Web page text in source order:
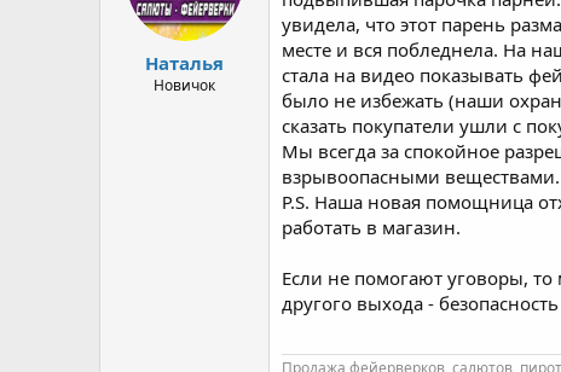
ч
а
л
а
Наталья
Новичок
увидела, что этот парень
месте и вся побледнела. На
стала на видео показывать
было не избежать (наши
сказать покупатели ушли с
Мы всегда за спокойное
взрывоопасными веществами.
P.S. Наша новая помощница
работать в магазин.
Если не помогают уговоры, то
другого выхода -
Продажа фейерверков, салютов,